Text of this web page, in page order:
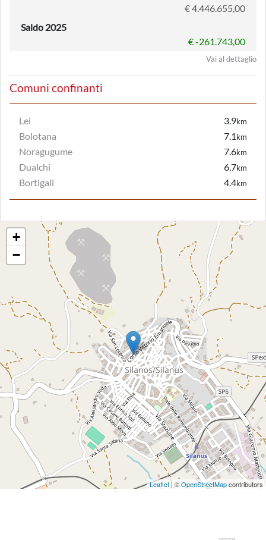
€ 4.446.655,00
Saldo 2025
€ -261.743,00
Vai al dettaglio
Comuni confinanti
Lei 3.9km
Bolotana 7.1km
Noragugume 7.6km
Dualchi 6.7km
Bortigali 4.4km
+
−
Leaflet| ©OpenStreetMapcontributors